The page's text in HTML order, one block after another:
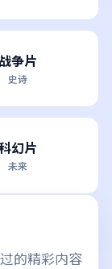
战争片
史诗
幻片
未来
的精彩内容